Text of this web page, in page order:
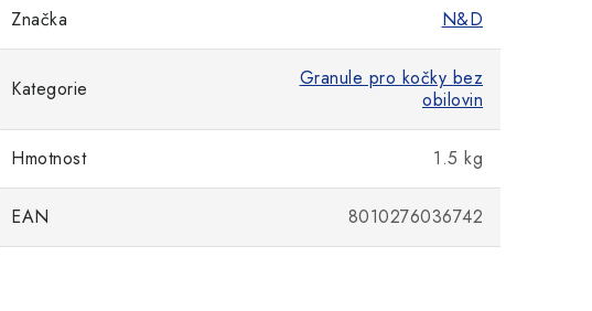
Značka N&D
Kategorie
Granule pro kočky bez
obilovin
Hmotnost 1.5 kg
EAN 8010276036742